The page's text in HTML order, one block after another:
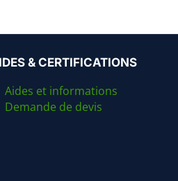
& CERTIFICATIONS
Aides et informations
Demande de devis